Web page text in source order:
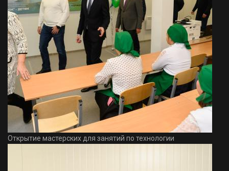
Открытие мастерских для занятий по технологии